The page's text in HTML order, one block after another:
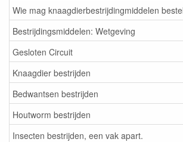
Wie mag knaagdierbestrijdingmiddelen
Bestrijdingsmiddelen: Wetgeving
Gesloten Circuit
Knaagdier bestrijden
Bedwantsen bestrijden
Houtworm bestrijden
Insecten bestrijden, een vak apart.